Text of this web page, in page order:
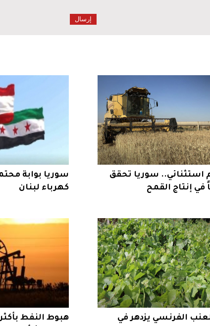
سوريا تحقق
في إنتاج القمح
سوريا بوابة
كهرباء لبنان
الفرنسي يزدهر في